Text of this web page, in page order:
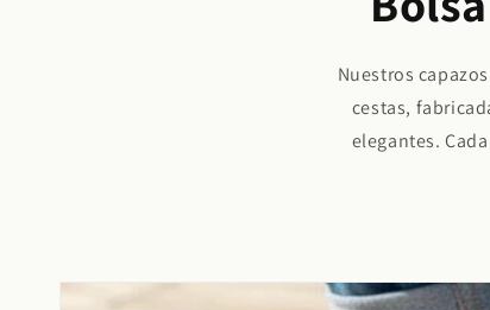
Nuestros
cestas,
elegantes.